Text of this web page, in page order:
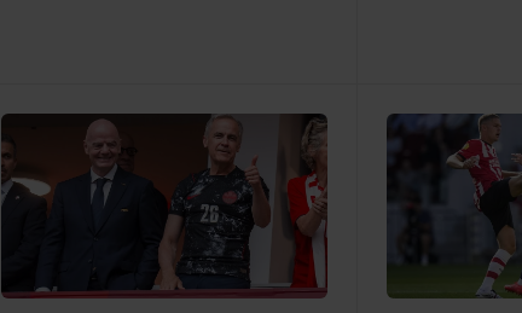
commercialiseringsplan rond het WK.